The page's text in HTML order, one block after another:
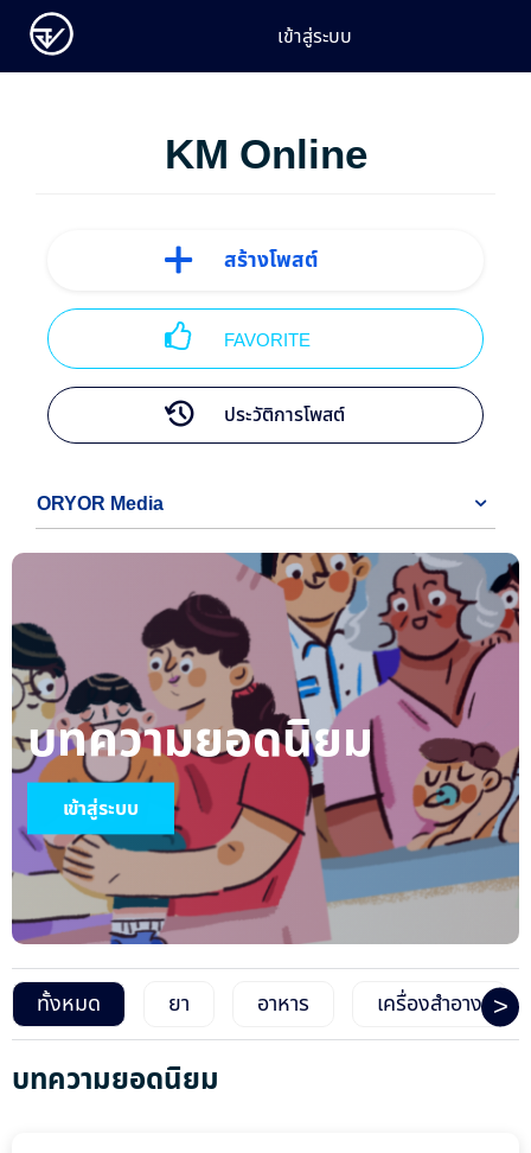
เข้าสู่ระบบ
KM Online
สร้างโพสต์
FAVORITE
ประวัติการโพสต์
ORYOR Media
บทความยอดนิยม
เข้าสู่ระบบ
ทั้งหมด ยา อาหาร เครื่องสำอาง >
บทความยอดนิยม